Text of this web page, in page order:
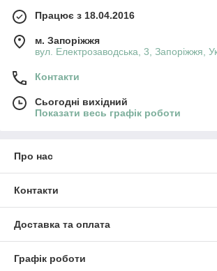
Працює з 18.04.2016
м. Запоріжжя
вул. Електрозаводська, 3, Запоріжжя,
Контакти
Сьогодні вихідний
Показати весь графік роботи
Про нас
Контакти
Доставка та оплата
Графік роботи